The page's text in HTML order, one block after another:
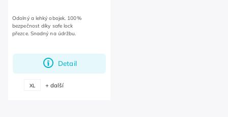
Detail
Odolný a lehký obojek. 100%
bezpečnost díky safe lock
přezce. Snadný na údržbu.
XL + další